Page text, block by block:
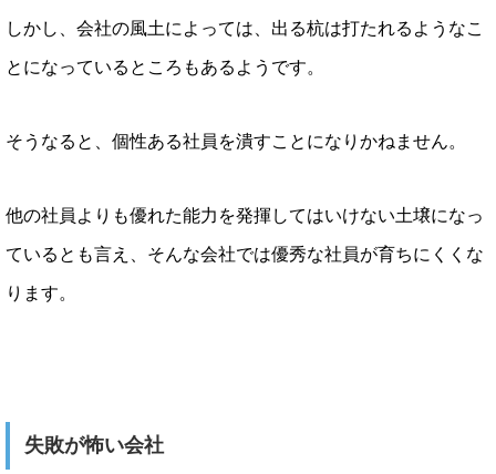
しかし、会社の風土によっては、出る杭は打たれるようなこ
とになっているところもあるようです。
そうなると、個性ある社員を潰すことになりかねません。
他の社員よりも優れた能力を発揮してはいけない土壌になっ
ているとも言え、そんな会社では優秀な社員が育ちにくくな
ります。
失敗が怖い会社